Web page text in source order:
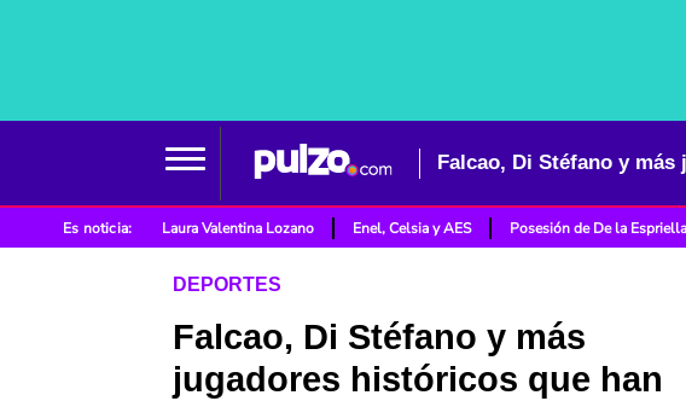
Es noticia: Laura Valentina Lozano Enel, Celsia y AES Posesión de De la Espriella
DEPORTES
Falcao, Di Stéfano y más
jugadores históricos que han